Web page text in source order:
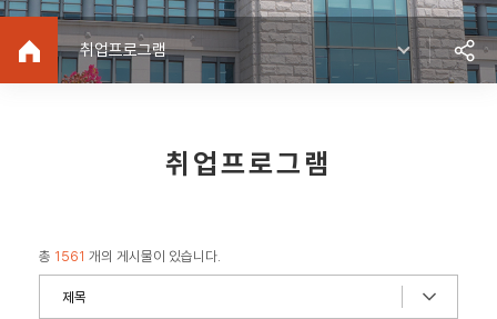
취업프로그램
취업프로그램
총 1561 개의 게시물이 있습니다.